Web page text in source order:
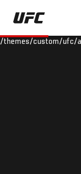
Skip
main
/themes/custom/ufc/